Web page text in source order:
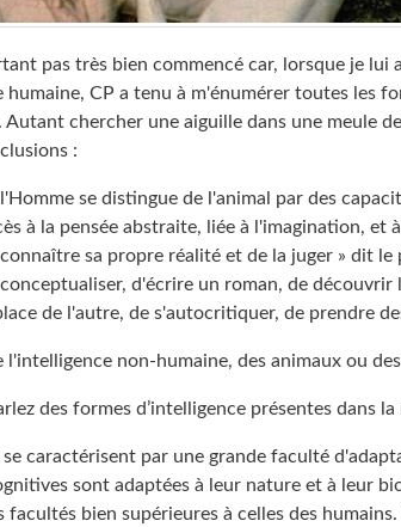
pas très bien commencé car, lorsque je lui
humaine, CP a tenu à m'énumérer toutes les
Autant chercher une aiguille dans une meule
:
se distingue de l'animal par des
à la pensée abstraite, liée à l'imagination, et
connaître sa propre réalité et de la juger » dit
d'écrire un roman, de découvrir
de l'autre, de s'autocritiquer, de prendre
l'intelligence non-humaine, des animaux ou
des formes d’intelligence présentes dans la
se caractérisent par une grande faculté
sont adaptées à leur nature et à leur
facultés bien supérieures à celles des